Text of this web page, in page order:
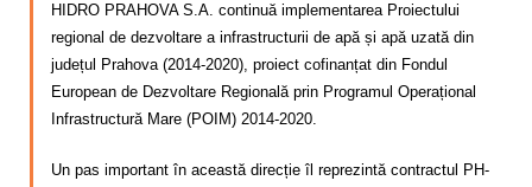
Guvernanță Corporativă
Informații de interes public
Calitatea apei
HIDRO PRAHOVA S.A. continuă implementarea Proiectului
regional de dezvoltare a infrastructurii de apă și apă uzată din
județul Prahova (2014-2020), proiect cofinanțat din Fondul
European de Dezvoltare Regională prin Programul Operațional
Infrastructură Mare (POIM) 2014-2020.
Un pas important în această direcție îl reprezintă contractul PH-